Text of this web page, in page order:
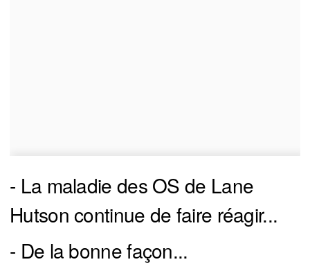
- La maladie des OS de Lane
Hutson continue de faire réagir...
- De la bonne façon...